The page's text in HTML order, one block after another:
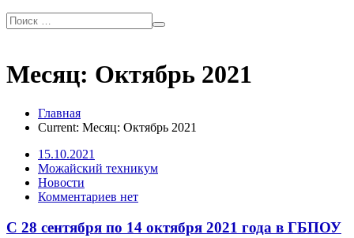
Месяц: Октябрь 2021
Главная
Current: Месяц: Октябрь 2021
15.10.2021
Можайский техникум
Новости
Комментариев нет
С 28 сентября по 14 октября 2021 года в ГБПОУ